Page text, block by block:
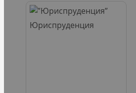
Юриспруденция